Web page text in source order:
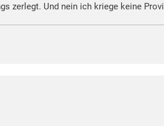
zerlegt. Und nein ich kriege keine